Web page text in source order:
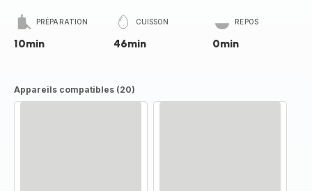
PRÉPARATION
10min
CUISSON
46min
REPOS
0min
Appareils compatibles (20)